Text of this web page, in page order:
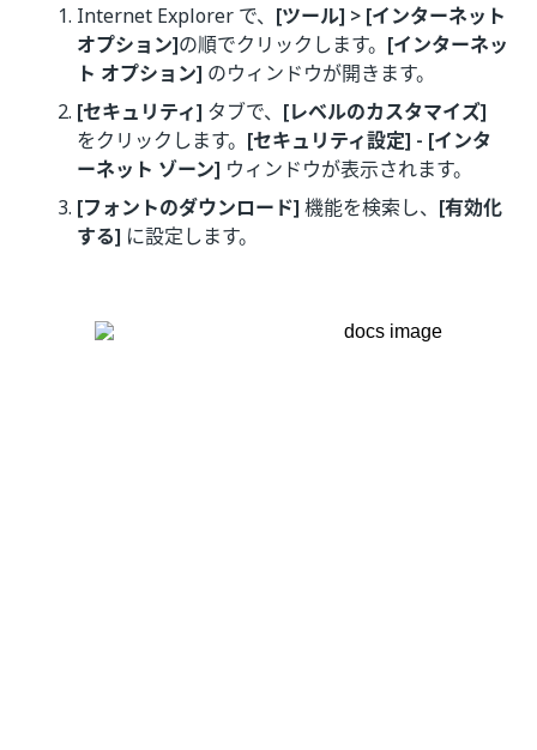
Internet Explorer で、 [ツール] > [インターネット
オプション]の順でクリックします。 [インターネッ
ト オプション] のウィンドウが開きます。
[セキュリティ] タブで、 [レベルのカスタマイズ]
をクリックします。 [セキュリティ設定] - [インタ
ーネット ゾーン] ウィンドウが表示されます。
[フォントのダウンロード] 機能を検索し、 [有効化
する] に設定します。